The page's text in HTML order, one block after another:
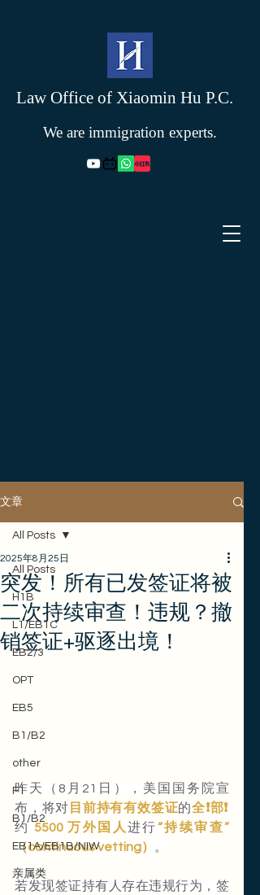
Law Office of Xiaomin Hu P.C.
We are immigration experts.
文章
All Posts
H1B
L1/EB1C
EB2/3
OPT
EB5
B1/B2
other
F1
B1/B2
EB1A/EB1B/NIW
亲属类
All Posts
突发！所有已发签证将被
二次持续审查！违规？撤
销签证+驱逐出境！
2025年8月25日
昨天（8月21日），美国国务院宣
布，将对 目前持有有效签证的全❗️部❗️
约 5500 万外国人进行“持续审查”
（continuous vetting）
。
若发现签证持有人存在违规行为，签